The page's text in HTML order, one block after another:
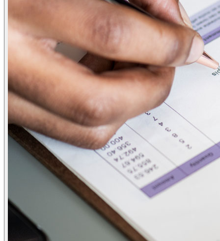
ข่าวบัญชี
ข่าวธุรกิจ
ข่าวสัมมนา
ข่าวไอที
ติดต่อเรา